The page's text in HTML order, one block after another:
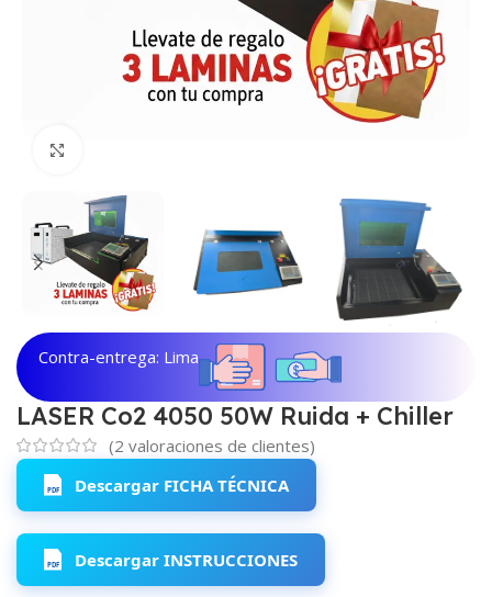
Contra-entrega: Lima
LASER Co2 4050 50W Ruida + Chiller
(2 valoraciones de clientes)
Descargar FICHA TÉCNICA
Descargar INSTRUCCIONES